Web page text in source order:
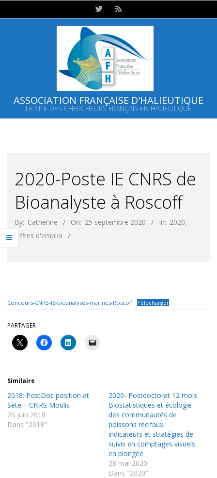
to
ASSOCIATION FRANÇAISE D'HALIEUTIQUE
LE SITE DES CHERCHEURS FRANÇAIS EN HALIEUTIQUE
2020-Poste IE CNRS de
Bioanalyste à Roscoff
By: Catherine On: 25 septembre 2020 In: 2020,
Offres d'emploi
Concours-CNRS-IE-bioanalyses-marines-Roscoff Télécharger
PARTAGER :
Similaire
2018: PostDoc position at
Sète – CNRS Moulis
26 juin 2018
Dans "2018"
2020- Postdoctorat 12 mois
Biostatistiques et écologie
des communautés de
poissons récifaux :
indicateurs et stratégies de
suivis en comptages visuels
en plongée
28 mai 2020
Dans "2020"